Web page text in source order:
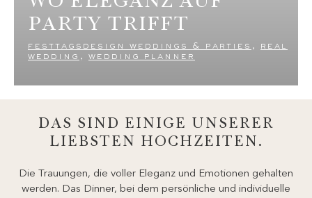
PARTY TRIFFT
festtagsdesign weddings & parties ,
real
wedding
, wedding planner
DAS SIND EINIGE UNSERER
LIEBSTEN HOCHZEITEN.
Die Trauungen, die voller Eleganz und Emotionen gehalten
werden. Das Dinner, bei dem persönliche und individuelle